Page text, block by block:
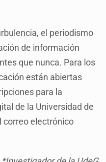
el periodismo
de información
que nunca. Para los
están abiertas
para la
de la Universidad de
correo electrónico